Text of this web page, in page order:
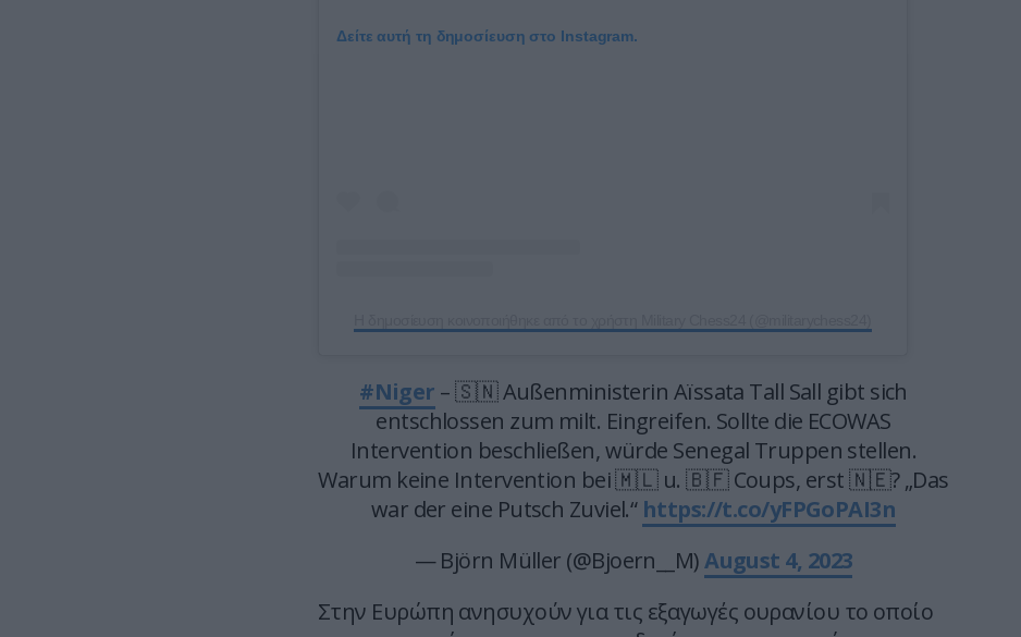
Δείτε αυτή τη δημοσίευση στο Instagram.
#Niger – 🇸🇳 Außenministerin Aïssata Tall Sall gibt sich
entschlossen zum milt. Eingreifen. Sollte die ECOWAS
Intervention beschließen, würde Senegal Truppen stellen.
Warum keine Intervention bei 🇲🇱 u. 🇧🇫 Coups, erst 🇳🇪? „Das
war der eine Putsch Zuviel.“ https://t.co/yFPGoPAI3n
— Björn Müller (@Bjoern__M)August 4, 2023
Στην Ευρώπη ανησυχούν για τις εξαγωγές ουρανίου το οποίο